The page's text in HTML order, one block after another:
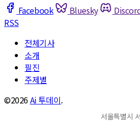
Facebook Bluesky
RSS
전체기사
소개
필진
주제별
©2026Ai 투데이.
서울특별시